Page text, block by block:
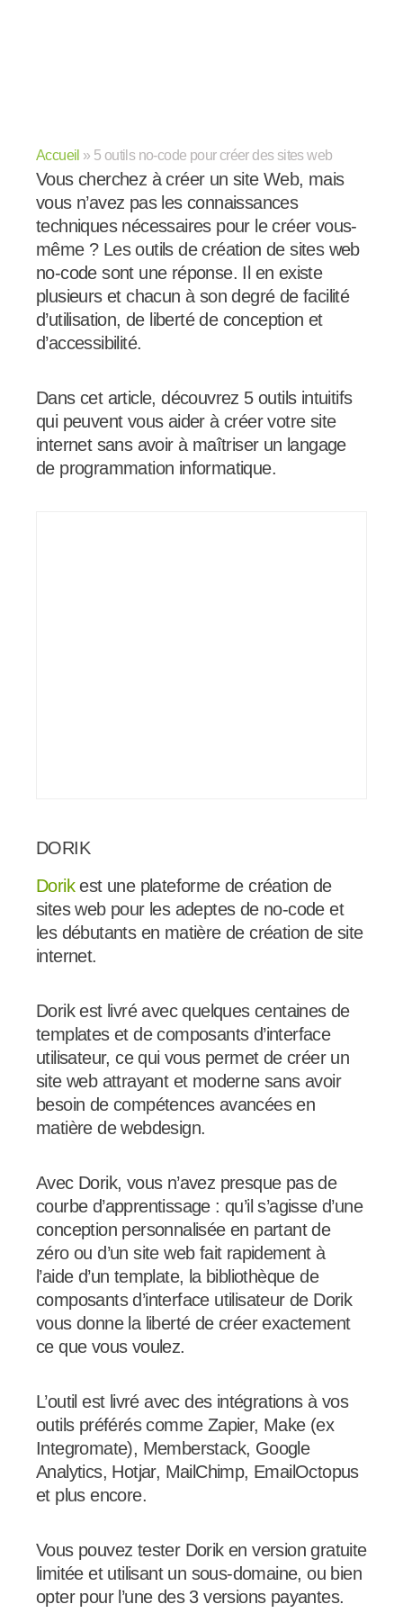
Accueil » 5 outils no-code pour créer des sites web
Vous cherchez à créer un site Web, mais
vous n’avez pas les connaissances
techniques nécessaires pour le créer vous-
même ? Les outils de création de sites web
no-code sont une réponse. Il en existe
plusieurs et chacun à son degré de facilité
d’utilisation, de liberté de conception et
d’accessibilité.
Dans cet article, découvrez 5 outils intuitifs
qui peuvent vous aider à créer votre site
internet sans avoir à maîtriser un langage
de programmation informatique.
DORIK
Dorikest une plateforme de création de
sites web pour les adeptes de no-code et
les débutants en matière de création de site
internet.
Dorik est livré avec quelques centaines de
templates et de composants d’interface
utilisateur, ce qui vous permet de créer un
site web attrayant et moderne sans avoir
besoin de compétences avancées en
matière de webdesign.
Avec Dorik, vous n’avez presque pas de
courbe d’apprentissage : qu’il s’agisse d’une
conception personnalisée en partant de
zéro ou d’un site web fait rapidement à
l’aide d’un template, la bibliothèque de
composants d’interface utilisateur de Dorik
vous donne la liberté de créer exactement
ce que vous voulez.
L’outil est livré avec des intégrations à vos
outils préférés comme Zapier, Make (ex
Integromate), Memberstack, Google
Analytics, Hotjar, MailChimp, EmailOctopus
et plus encore.
Vous pouvez tester Dorik en version gratuite
limitée et utilisant un sous-domaine, ou bien
opter pour l’une des 3 versions payantes.